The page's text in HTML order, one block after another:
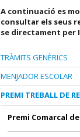
A continuació es
consultar els seus
se directament per
TRÀMITS GENÈRICS
MENJADOR ESCOLAR
PREMI TREBALL DE
Premi Comarcal